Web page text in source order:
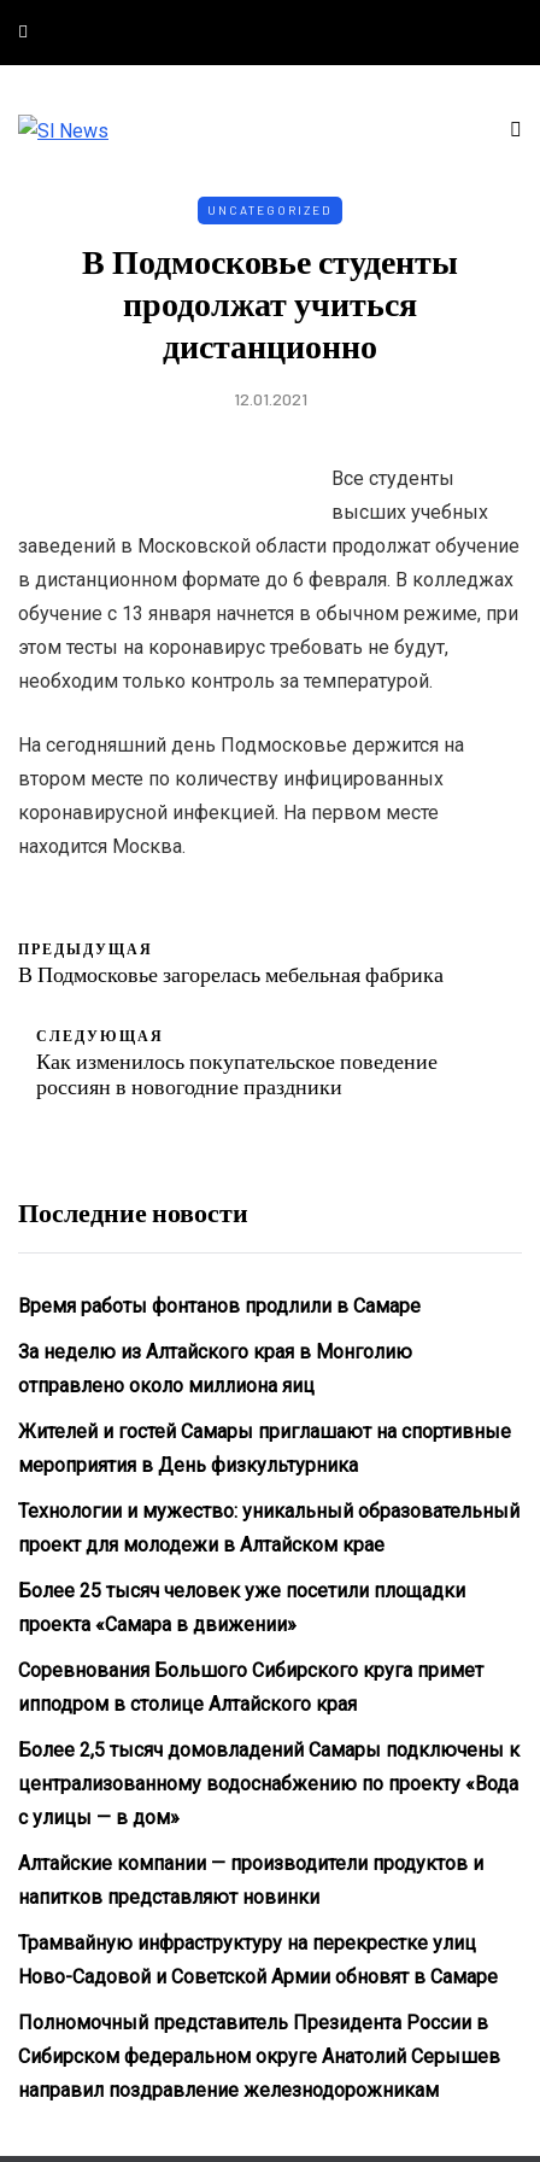
UNCATEGORIZED
В Подмосковье студенты
продолжат учиться
дистанционно
12.01.2021
Все студенты
высших учебных
заведений в Московской области продолжат обучение
в дистанционном формате до 6 февраля. В колледжах
обучение с 13 января начнется в обычном режиме, при
этом тесты на коронавирус требовать не будут,
необходим только контроль за температурой.
На сегодняшний день Подмосковье держится на
втором месте по количеству инфицированных
коронавирусной инфекцией. На первом месте
находится Москва.
ПРЕДЫДУЩАЯ
В Подмосковье загорелась мебельная фабрика
СЛЕДУЮЩАЯ
Как изменилось покупательское поведение
россиян в новогодние праздники
Последние новости
Время работы фонтанов продлили в Самаре
За неделю из Алтайского края в Монголию
отправлено около миллиона яиц
Жителей и гостей Самары приглашают на спортивные
мероприятия в День физкультурника
Технологии и мужество: уникальный образовательный
проект для молодежи в Алтайском крае
Более 25 тысяч человек уже посетили площадки
проекта «Самара в движении»
Соревнования Большого Сибирского круга примет
ипподром в столице Алтайского края
Более 2,5 тысяч домовладений Самары подключены к
централизованному водоснабжению по проекту «Вода
с улицы — в дом»
Алтайские компании — производители продуктов и
напитков представляют новинки
Трамвайную инфраструктуру на перекрестке улиц
Ново-Садовой и Советской Армии обновят в Самаре
Полномочный представитель Президента России в
Сибирском федеральном округе Анатолий Серышев
направил поздравление железнодорожникам